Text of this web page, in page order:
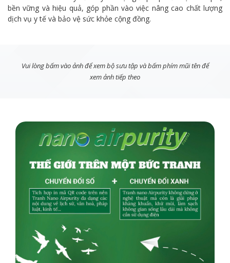
bền vững và hiệu quả, góp phần vào việc nâng cao chất lượng
dịch vụ y tế và bảo vệ sức khỏe cộng đồng.
Vui lòng bấm vào ảnh để xem bộ sưu tập và bấm phím mũi tên để
xem ảnh tiếp theo